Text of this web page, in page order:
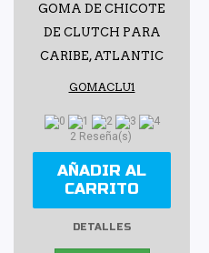
GOMA DE CHICOTE
DE CLUTCH PARA
CARIBE, ATLANTIC
GOMACLU1
2 Reseña(s)
AÑADIR AL
CARRITO
DETALLES